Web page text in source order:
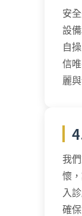
安
設
自
信
麗
我
懷
入
確